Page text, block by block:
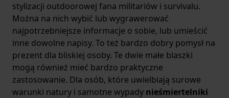
stylizacji outdoorowej fana militariów i survivalu.
Można na nich wybić lub wygrawerować
najpotrzebniejsze informacje o sobie, lub umieścić
inne dowolne napisy. To też bardzo dobry pomysł na
prezent dla bliskiej osoby. Te dwie małe blaszki
mogą również mieć bardzo praktyczne
zastosowanie. Dla osób, które uwielbiają surowe
warunki natury i samotne wypady nieśmiertelniki